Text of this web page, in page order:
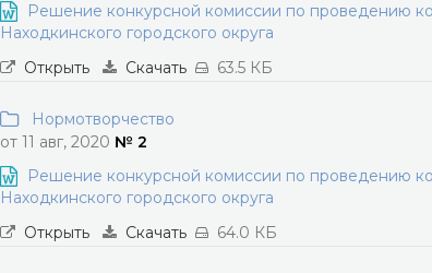
Решение конкурсной комиссии по проведению
Находкинского городского округа
Открыть
Скачать 63.5 КБ
Нормотворчество
от 11 авг, 2020 № 2
Решение конкурсной комиссии по проведению
Находкинского городского округа
Открыть
Скачать 64.0 КБ